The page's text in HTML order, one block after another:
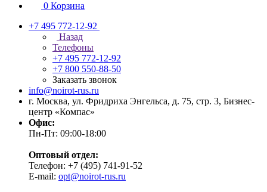
0 Корзина
+7 495 772-12-92
Назад
Телефоны
+7 495 772-12-92
+7 800 550-88-50
Заказать звонок
info@noirot-rus.ru
г. Москва, ул. Фридриха Энгельса, д. 75, стр. 3, Бизнес-
центр «Компас»
Офис:
Пн-Пт: 09:00-18:00
Оптовый отдел:
Телефон: +7 (495) 741-91-52
E-mail: opt@noirot-rus.ru